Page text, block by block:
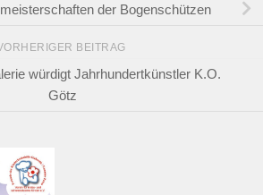
der Bogenschützen
BEITRAG
würdigt Jahrhundertkünstler K.O.
Götz